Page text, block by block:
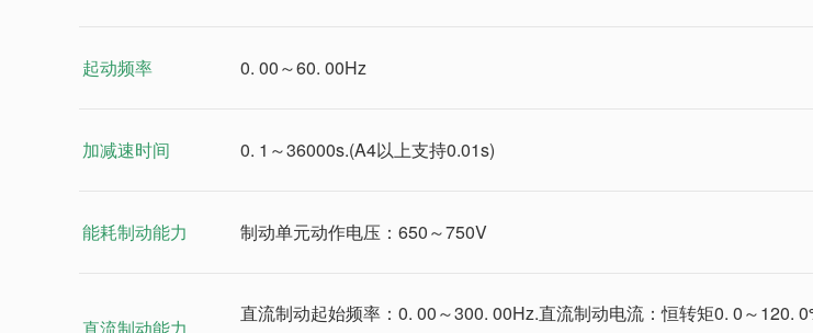
起动频率 0. 00～60. 00Hz
加减速时间 0. 1～36000s.(A4以上支持0.01s)
能耗制动能力 制动单元动作电压：650～750V
直流制动起始频率：0. 00～300. 00Hz.直流制动电流：恒转矩0. 0～120.